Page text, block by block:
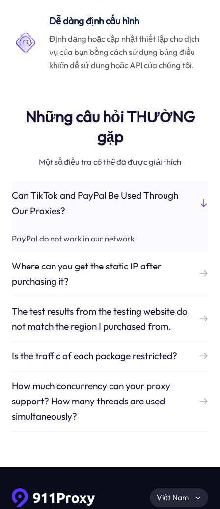
Dễ dàng định cấu hình
Định dạng hoặc cập nhật thiết lập cho dịch
vụ của bạn bằng cách sử dụng bảng điều
khiển dễ sử dụng hoặc API của chúng tôi.
Những câu hỏi THƯỜNG
gặp
Một số điều tra có thể đã được giải thích
Can TikTok and PayPal Be Used Through
Our Proxies?
PayPal do not work in our network.
Where can you get the static IP after
purchasing it?
The test results from the testing website do
not match the region I purchased from.
Is the traffic of each package restricted?
How much concurrency can your proxy
support? How many threads are used
simultaneously?
Việt Nam